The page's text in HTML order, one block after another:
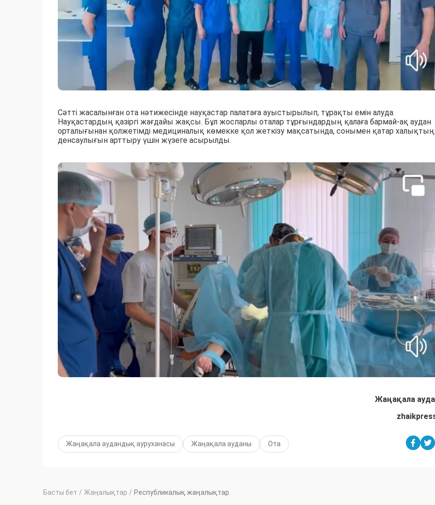
Сәтті жасалынған ота нәтижесінде науқастар палатаға ауыстырылып, тұрақты емін алуда.
Науқастардың қазіргі жағдайы жақсы. Бұл жоспарлы оталар тұрғындардың қалаға бармай-ақ аудан
орталығынан қолжетімді медициналық көмекке қол жеткізу мақсатында, сонымен қатар халықтың
денсаулығын арттыру үшін жүзеге асырылды.
Жаңақала
Жаңақала аудандық ауруханасы Жаңақала ауданы Ота
Басты бет / Жаңалықтар / Республикалық жаңалықтар